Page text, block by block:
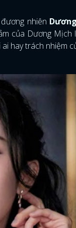
nhiên
của Dương Mịch
hay trách nhiệm